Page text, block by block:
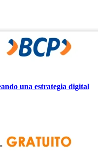
una estrategia digital